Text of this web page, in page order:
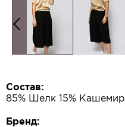
Состав:
85% Шелк 15% Кашемир
Бренд: